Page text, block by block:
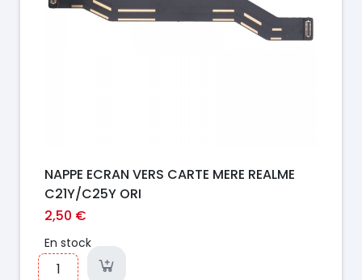
NAPPE ECRAN VERS CARTE MERE REALME
C21Y/C25Y ORI
2,50 €
En stock